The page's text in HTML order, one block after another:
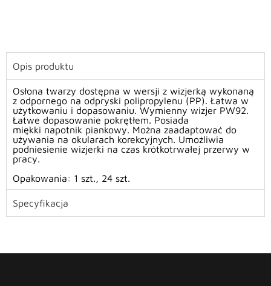
Opis produktu
Osłona twarzy dostępna w wersji z wizjerką wykonaną
z odpornego na odpryski polipropylenu (PP). Łatwa w
użytkowaniu i dopasowaniu. Wymienny wizjer PW92.
Łatwe dopasowanie pokrętłem. Posiada
miękki napotnik piankowy. Można zaadaptować do
używania na okularach korekcyjnych. Umożliwia
podniesienie wizjerki na czas krótkotrwałej przerwy w
pracy.
Opakowania: 1 szt., 24 szt.
Specyfikacja